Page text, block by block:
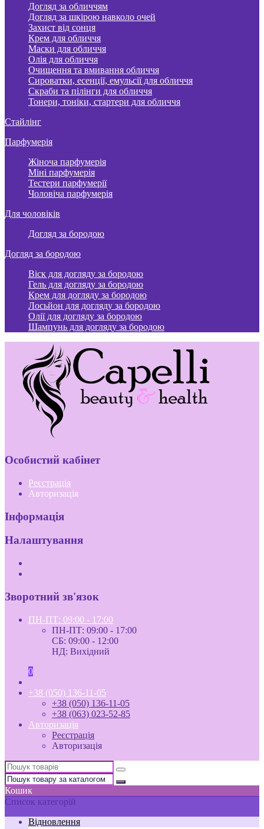
Догляд за обличчям
Догляд за шкірою навколо очей
Захист від сонця
Крем для обличчя
Маски для обличчя
Олія для обличчя
Очищення та вмивання обличчя
Сироватки, есенції, емульсії для обличчя
Скраби та пілінги для обличчя
Тонери, тоніки, стартери для обличчя
Стайлінг
Парфумерія
Жіноча парфумерія
Міні парфумерія
Тестери парфумерії
Чоловіча парфумерія
Для чоловіків
Догляд за бородою
Догляд за бородою
Віск для догляду за бородою
Гель для догляду за бородою
Крем для догляду за бородою
Лосьйон для догляду за бородою
Олії для догляду за бородою
Шампунь для догляду за бородою
Особистий кабінет
Реєстрація
Авторизація
Інформація
Налаштування
Зворотний зв'язок
ПН-ПТ: 09:00 - 17:00
ПН-ПТ: 09:00 - 17:00
СБ: 09:00 - 12:00
НД: Вихідний
0
+38 (050) 136-11-05
+38 (050) 136-11-05
+38 (063) 023-52-85
Авторизація
Реєстрація
Авторизація
Кошик
Список категорій
Відновлення